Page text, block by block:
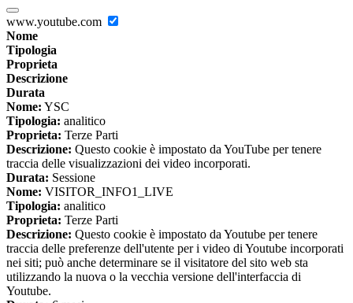
www.youtube.com
Nome
Tipologia
Proprieta
Descrizione
Durata
Nome: YSC
Tipologia: analitico
Proprieta: Terze Parti
Descrizione: Questo cookie è impostato da YouTube per tenere
traccia delle visualizzazioni dei video incorporati.
Durata: Sessione
Nome: VISITOR_INFO1_LIVE
Tipologia: analitico
Proprieta: Terze Parti
Descrizione: Questo cookie è impostato da Youtube per tenere
traccia delle preferenze dell'utente per i video di Youtube incorporati
nei siti; può anche determinare se il visitatore del sito web sta
utilizzando la nuova o la vecchia versione dell'interfaccia di
Youtube.